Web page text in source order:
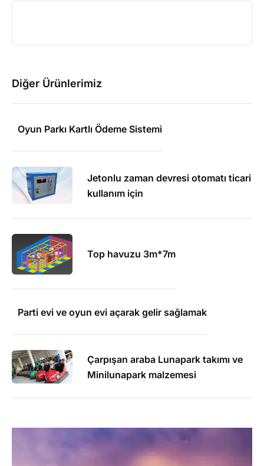
Diğer Ürünlerimiz
Oyun Parkı Kartlı Ödeme Sistemi
Jetonlu zaman devresi otomatı ticari
kullanım için
Top havuzu 3m*7m
Parti evi ve oyun evi açarak gelir sağlamak
Çarpışan araba Lunapark takımı ve
Minilunapark malzemesi